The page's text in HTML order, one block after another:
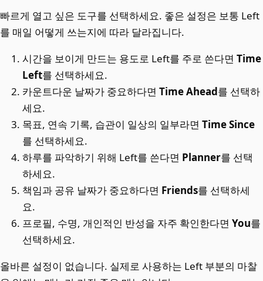
빠르게 열고 싶은 도구를 선택하세요. 좋은 설정은 보통 Left
를 매일 어떻게 쓰는지에 따라 달라집니다.
시간을 보이게 만드는 용도로 Left를 주로 쓴다면Time
Left를 선택하세요.
카운트다운 날짜가 중요하다면Time Ahead를 선택하
세요.
목표, 연속 기록, 습관이 일상의 일부라면Time Since
를 선택하세요.
하루를 파악하기 위해 Left를 쓴다면 Planner를 선택
하세요.
책임과 공유 날짜가 중요하다면 Friends를 선택하세
요.
프로필, 수명, 개인적인 반성을 자주 확인한다면You를
선택하세요.
올바른 설정이 없습니다. 실제로 사용하는 Left 부분의 마찰